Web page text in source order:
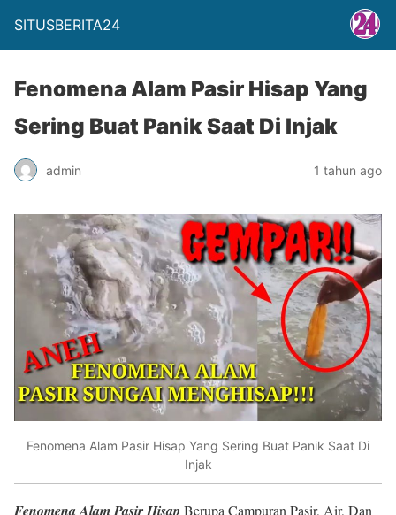
SITUSBERITA24
Fenomena Alam Pasir Hisap Yang
Sering Buat Panik Saat Di Injak
admin 1 tahun ago
Fenomena Alam Pasir Hisap Yang Sering Buat Panik Saat Di
Injak
Fenomena Alam Pasir Hisap Berupa Campuran Pasir, Air, Dan